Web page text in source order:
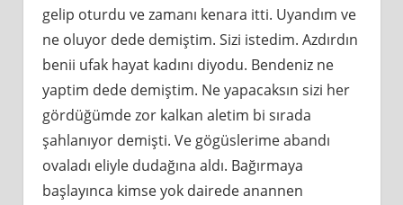
gelip oturdu ve zamanı kenara itti. Uyandım ve
ne oluyor dede demiştim. Sizi istedim. Azdırdın
benii ufak hayat kadını diyodu. Bendeniz ne
yaptim dede demiştim. Ne yapacaksın sizi her
gördüğümde zor kalkan aletim bi sırada
şahlanıyor demişti. Ve gögüslerime abandı
ovaladı eliyle dudağına aldı. Bağırmaya
başlayınca kimse yok dairede anannen